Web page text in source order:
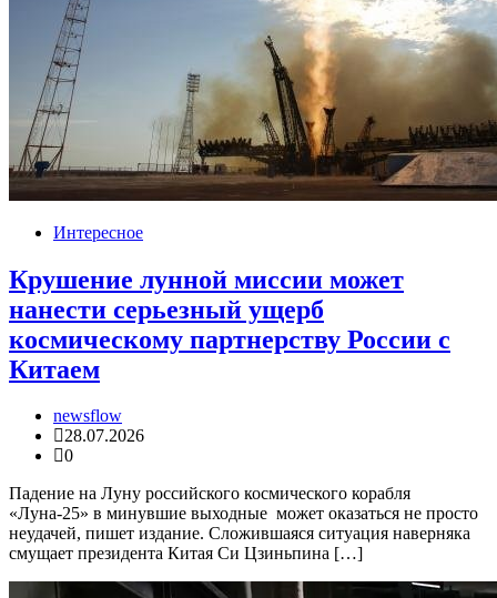
Интересное
Крушение лунной миссии может
нанести серьезный ущерб
космическому партнерству России с
Китаем
newsflow
28.07.2026
0
Падение на Луну российского космического корабля
«Луна-25» в минувшие выходные может оказаться не просто
неудачей, пишет издание. Сложившаяся ситуация наверняка
смущает президента Китая Си Цзиньпина […]